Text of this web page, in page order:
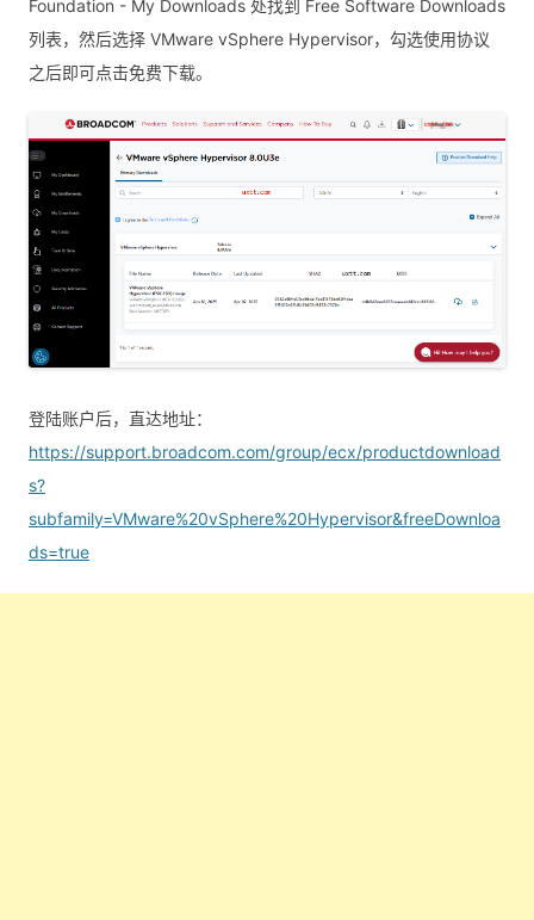
Foundation - My Downloads 处找到 Free Software Downloads
列表，然后选择 VMware vSphere Hypervisor，勾选使用协议
之后即可点击免费下载。
登陆账户后，直达地址：
https://support.broadcom.com/group/ecx/productdownload
s?
subfamily=VMware%20vSphere%20Hypervisor&freeDownloa
ds=true